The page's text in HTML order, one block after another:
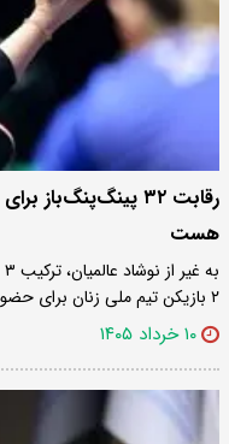
هست
۲ بازیکن تیم ملی زنان برای حضور در بازی‌های…
۱۰ خرداد ۱۴۰۵